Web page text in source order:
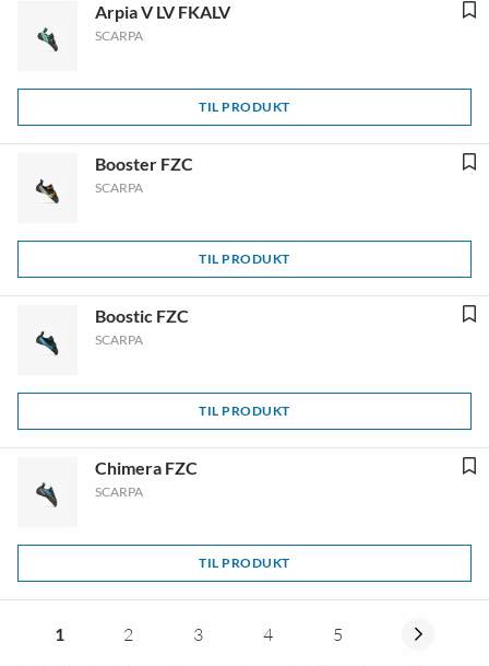
Arpia V LV FKALV
SCARPA
TIL PRODUKT
Booster FZC
SCARPA
TIL PRODUKT
Boostic FZC
SCARPA
TIL PRODUKT
Chimera FZC
SCARPA
TIL PRODUKT
1 2 3 4 5